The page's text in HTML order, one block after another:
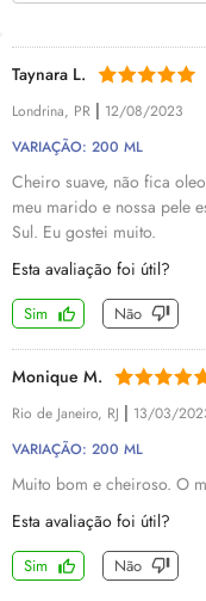
Taynara L.
Londrina, PR | 12/08/2023
VARIAÇÃO: 200 ML
Cheiro suave, não fica
meu marido e nossa pele
Sul. Eu gostei muito.
Esta avaliação foi útil?
Sim Não
Monique M.
Rio de Janeiro, RJ | 13/03/
VARIAÇÃO: 200 ML
Muito bom e cheiroso. O
Esta avaliação foi útil?
Sim Não